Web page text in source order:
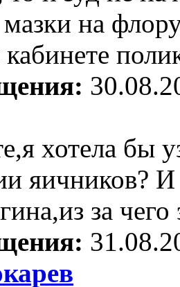
мазки на
хотела бы
яичников? И
за